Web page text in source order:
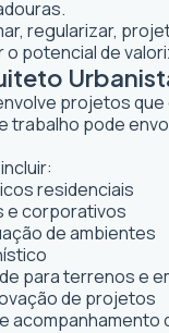
regularizar,
potencial de
projetos
trabalho pode
residenciais
e corporativos
de ambientes
para terrenos e
de projetos
acompanhamento